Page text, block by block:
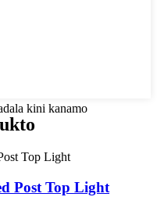
kini kanamo
Post Top Light